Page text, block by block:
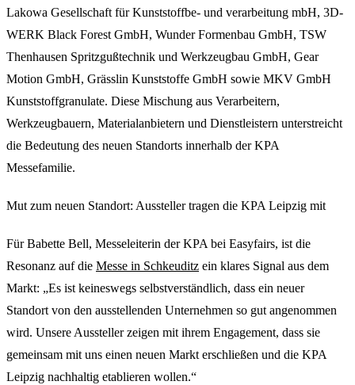
Lakowa Gesellschaft für Kunststoffbe- und verarbeitung mbH, 3D-
WERK Black Forest GmbH, Wunder Formenbau GmbH, TSW
Thenhausen Spritzgußtechnik und Werkzeugbau GmbH, Gear
Motion GmbH, Grässlin Kunststoffe GmbH sowie MKV GmbH
Kunststoffgranulate. Diese Mischung aus Verarbeitern,
Werkzeugbauern, Materialanbietern und Dienstleistern unterstreicht
die Bedeutung des neuen Standorts innerhalb der KPA
Messefamilie.
Mut zum neuen Standort: Aussteller tragen die KPA Leipzig mit
Für Babette Bell, Messeleiterin der KPA bei Easyfairs, ist die
Resonanz auf die Messe in Schkeuditz ein klares Signal aus dem
Markt: „Es ist keineswegs selbstverständlich, dass ein neuer
Standort von den ausstellenden Unternehmen so gut angenommen
wird. Unsere Aussteller zeigen mit ihrem Engagement, dass sie
gemeinsam mit uns einen neuen Markt erschließen und die KPA
Leipzig nachhaltig etablieren wollen.“